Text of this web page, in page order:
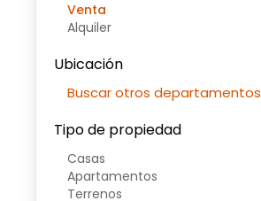
Venta
Alquiler
Ubicación
Buscar otros departamentos
Tipo de propiedad
Casas
Apartamentos
Terrenos